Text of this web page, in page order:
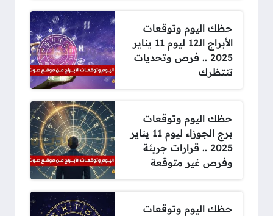
حظك اليوم وتوقعات
الأبراج الـ12 ليوم 11 يناير
2025 .. فرص وتحديات
تنتظرك
حظك اليوم وتوقعات
برج الجوزاء ليوم 11 يناير
2025 .. قرارات جريئة
وفرص غير متوقعة
حظك اليوم وتوقعات